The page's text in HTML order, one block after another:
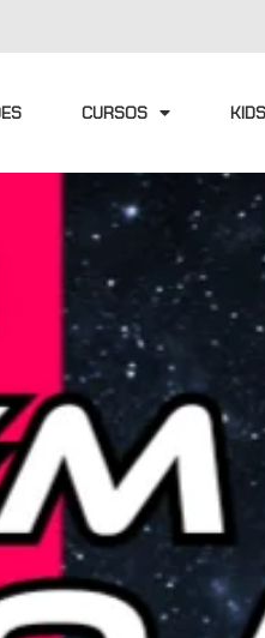
CURSOS KIDS